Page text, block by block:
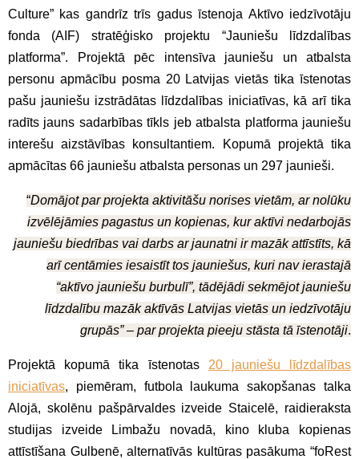
Culture” kas gandrīz trīs gadus īstenoja Aktīvo iedzīvotāju
fonda (AIF) stratēģisko projektu “Jauniešu līdzdalības
platforma”. Projektā pēc intensīva jauniešu un atbalsta
personu apmācību posma 20 Latvijas vietās tika īstenotas
pašu jauniešu izstrādātas līdzdalības iniciatīvas, kā arī tika
radīts jauns sadarbības tīkls jeb atbalsta platforma jauniešu
interešu aizstāvības konsultantiem. Kopumā projektā tika
apmācītas 66 jauniešu atbalsta personas un 297 jaunieši.
“Domājot par projekta aktivitāšu norises vietām, ar nolūku
izvēlējāmies pagastus un kopienas, kur aktīvi nedarbojās
jauniešu biedrības vai darbs ar jaunatni ir mazāk attīstīts, kā
arī centāmies iesaistīt tos jauniešus, kuri nav ierastajā
“aktīvo jauniešu burbulī”, tādējādi sekmējot jauniešu
līdzdalību mazāk aktīvās Latvijas vietās un iedzīvotāju
grupās” – par projekta pieeju stāsta tā īstenotāji.
Projektā kopumā tika īstenotas 20 jauniešu līdzdalības
iniciatīvas, piemēram, futbola laukuma sakopšanas talka
Alojā, skolēnu pašpārvaldes izveide Staicelē, raidieraksta
studijas izveide Limbažu novadā, kino kluba kopienas
attīstīšana Gulbenē, alternatīvās kultūras pasākuma “foRest